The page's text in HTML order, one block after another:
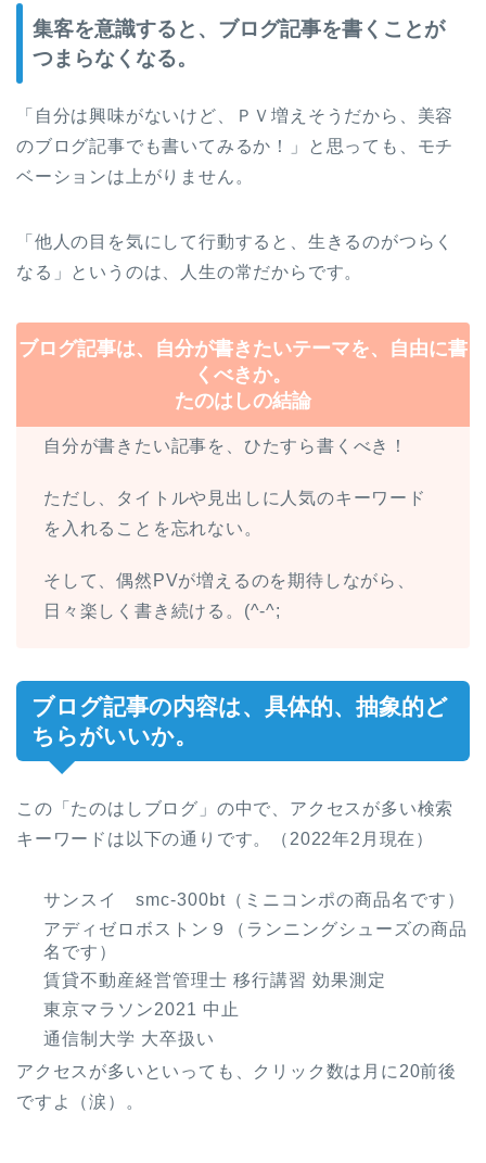
集客を意識すると、ブログ記事を書くことが
つまらなくなる。
「自分は興味がないけど、ＰＶ増えそうだから、美容
のブログ記事でも書いてみるか！」と思っても、モチ
ベーションは上がりません。
「他人の目を気にして行動すると、生きるのがつらく
なる」というのは、人生の常だからです。
ブログ記事は、自分が書きたいテーマを、自由に書
くべきか。
たのはしの結論
自分が書きたい記事を、ひたすら書くべき！
ただし、タイトルや見出しに人気のキーワード
を入れることを忘れない。
そして、偶然PVが増えるのを期待しながら、
日々楽しく書き続ける。(^-^;
ブログ記事の内容は、具体的、抽象的ど
ちらがいいか。
この「たのはしブログ」の中で、アクセスが多い検索
キーワードは以下の通りです。（2022年2月現在）
サンスイ smc-300bt（ミニコンポの商品名です）
アディゼロボストン９（ランニングシューズの商品
名です）
賃貸不動産経営管理士 移行講習 効果測定
東京マラソン2021 中止
通信制大学 大卒扱い
アクセスが多いといっても、クリック数は月に20前後
ですよ（涙）。